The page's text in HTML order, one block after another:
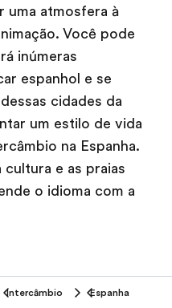
uma atmosfera à
Você pode
inúmeras
espanhol e se
cidades da
um estilo de vida
na Espanha.
e as praias
o idioma com a
Intercâmbio Espanha